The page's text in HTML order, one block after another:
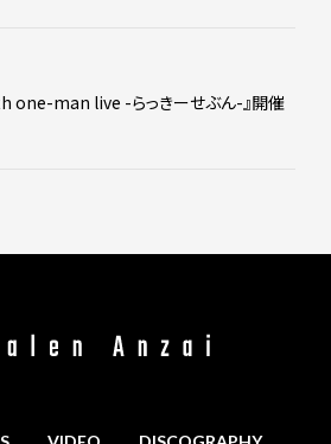
one-man live -らっきーせぶん-』開催